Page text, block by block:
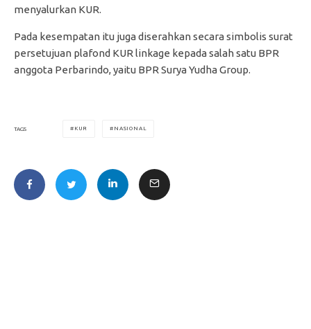
menyalurkan KUR.
Pada kesempatan itu juga diserahkan secara simbolis surat
persetujuan plafond KUR linkage kepada salah satu BPR
anggota Perbarindo, yaitu BPR Surya Yudha Group.
TAGS KUR NASIONAL